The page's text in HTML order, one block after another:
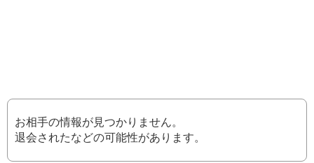
お相手の情報が見つかりません。
退会されたなどの可能性があります。